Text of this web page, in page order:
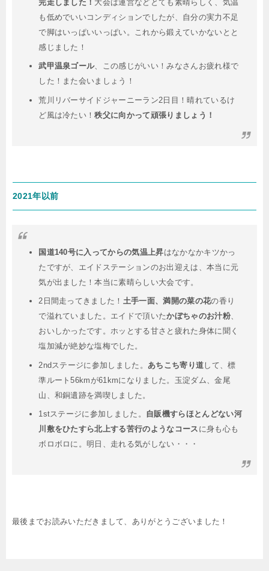
完走しました！ 大会は運営などとても素晴らしく、気温
も低めでいいコンディションでしたが、自分の実力不足
で脚はいっぱいいっぱい。これから鍛えていかないとと
感じました！
武甲温泉ゴール、この感じがいい！みなさんお疲れ様で
した！また会いましょう！
荒川リバーサイドジャーニーラン2日目！晴れているけ
ど風は冷たい！秩父に向かって頑張りましょう！
2021年以前
国道140号に入ってからの気温上昇はなかなかキツかっ
たですが、エイドステーションのお出迎えは、本当に元
気が出ました！本当に素晴らしい大会です。
2日間走ってきました！ 土手一面、満開の菜の花の香り
で溢れていました。エイドで頂いたかぼちゃのお汁粉、
おいしかったです。ホッとする甘さと疲れた身体に聞く
塩加減が絶妙な塩梅でした。
2ndステージに参加しました。 あちこち寄り道して、標
準ルート56kmが61kmになりました。玉淀ダム、金尾
山、和銅遺跡を満喫しました。
1stステージに参加しました。 自販機すらほとんどない河
川敷をひたすら北上する苦行のようなコース に身も心も
ボロボロに。明日、走れる気がしない・・・
最後までお読みいただきまして、ありがとうございました！